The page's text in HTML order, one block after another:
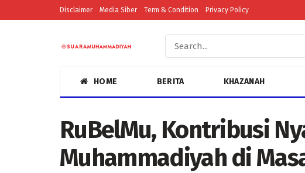
Disclaimer Media Siber Term & Condition Privacy Policy
HOME BERITA KHAZANAH
RuBelMu, Kontribusi
Muhammadiyah di